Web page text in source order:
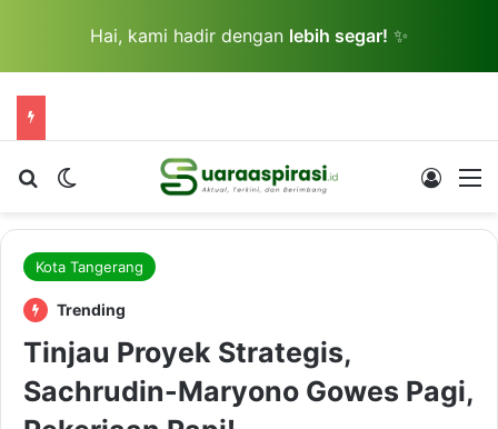
Hai, kami hadir dengan lebih segar! ✨
Cari berita...Switch skin Log In
Kota Tangerang
Trending
Tinjau Proyek Strategis,
Sachrudin-Maryono Gowes Pagi,